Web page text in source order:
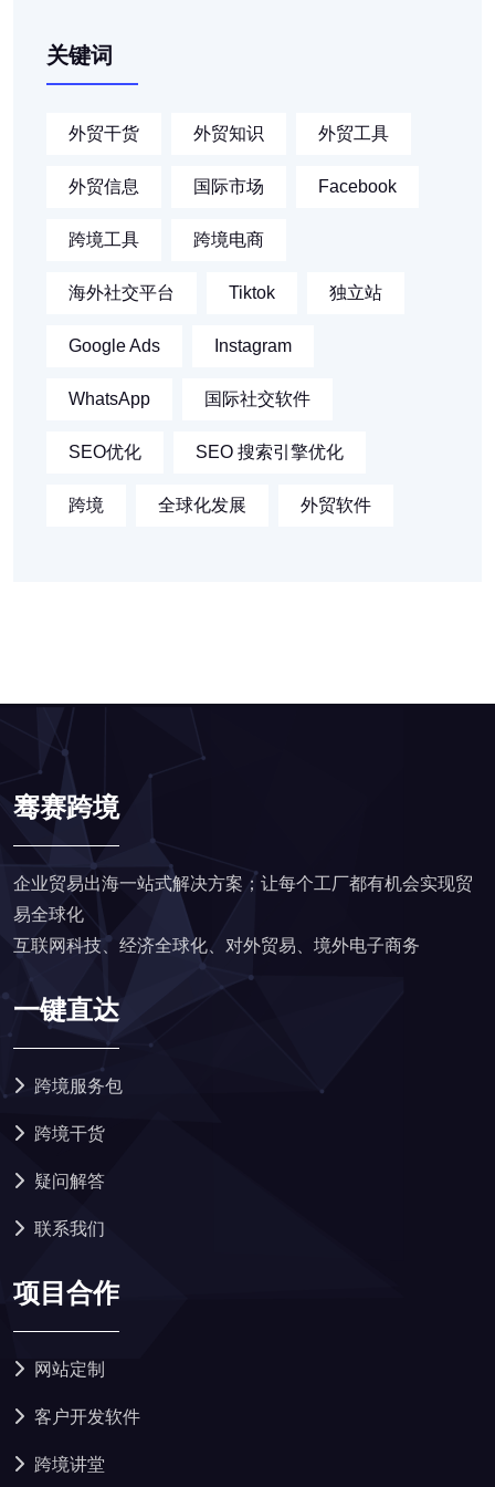
关键词
外贸干货 外贸知识 外贸工具
外贸信息 国际市场 Facebook
跨境工具 跨境电商
海外社交平台 Tiktok 独立站
Google Ads Instagram
WhatsApp 国际社交软件
SEO优化 SEO 搜索引擎优化
跨境 全球化发展 外贸软件
骞赛跨境
企业贸易出海一站式解决方案；让每个工厂都有机会实现贸
易全球化
互联网科技、经济全球化、对外贸易、境外电子商务
一键直达
跨境服务包
跨境干货
疑问解答
联系我们
项目合作
网站定制
客户开发软件
跨境讲堂